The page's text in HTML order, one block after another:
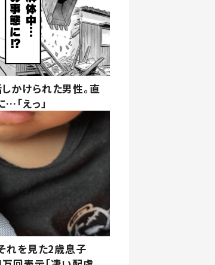
かけられた男性。直
「えっ」
れを見た2歳息子